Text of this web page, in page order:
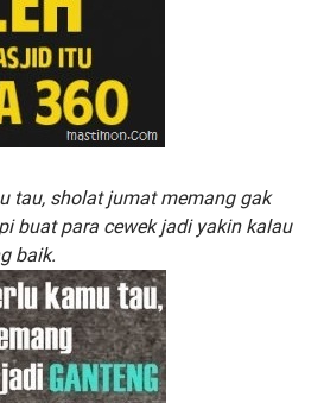
tau, sholat jumat memang gak
buat para cewek jadi yakin kalau
baik.